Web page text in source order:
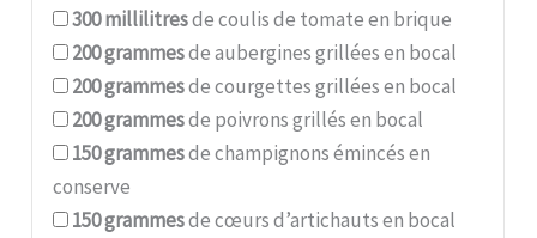
300millilitresde coulis de tomate en brique
200grammesde aubergines grillées en bocal
200grammesde courgettes grillées en bocal
200grammesde poivrons grillés en bocal
150grammesde champignons émincés en
conserve
150grammesde cœurs d’artichauts en bocal